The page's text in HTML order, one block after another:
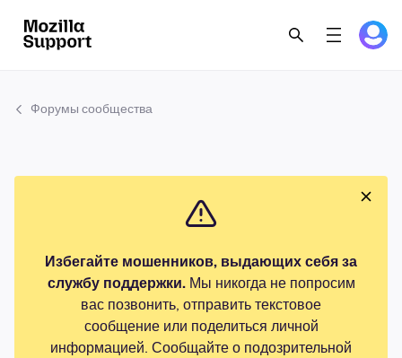
Форумы сообщества
Избегайте мошенников, выдающих себя за
службу поддержки.Мы никогда не попросим
вас позвонить, отправить текстовое
сообщение или поделиться личной
информацией. Сообщайте о подозрительной